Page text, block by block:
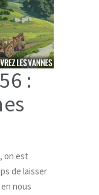
:
on est
de laisser
nous